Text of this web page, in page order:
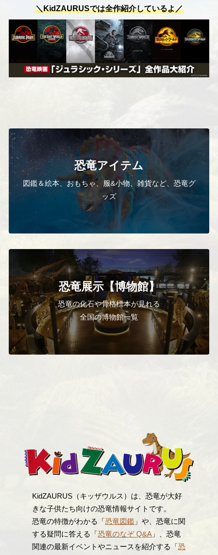
＼KidZAURUSでは全作紹介しているよ／
恐竜アイテム
図鑑＆絵本、おもちゃ、服&小物、雑貨など、恐竜グ
ッズ
恐竜展示【博物館】
恐竜の化石や骨格標本が見れる
全国の博物館一覧
KidZAURUS（キッザウルス）は、恐竜が大好
きな子供たち向けの恐竜情報サイトです。
恐竜の特徴がわかる「恐竜図鑑 」や、恐竜に関
する疑問に答える「恐竜のなぞ Q&A 」、恐竜
関連の最新イベントやニュースを紹介する「恐